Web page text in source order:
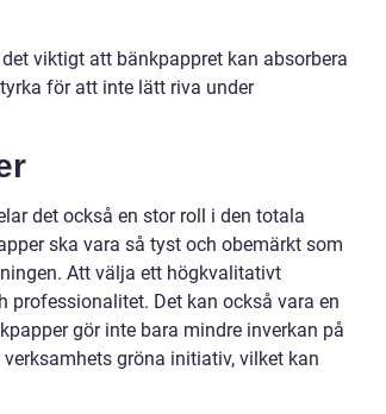
viktigt att bänkpappret kan absorbera
för att inte lätt riva under
det också en stor roll i den totala
ska vara så tyst och obemärkt som
Att välja ett högkvalitativt
professionalitet. Det kan också vara en
gör inte bara mindre inverkan på
gröna initiativ, vilket kan